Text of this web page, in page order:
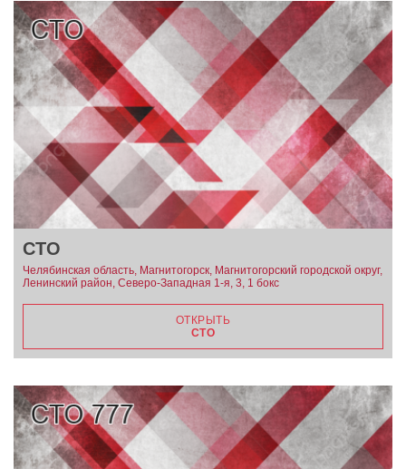
СТО
Челябинская область, Магнитогорск, Магнитогорский городской округ,
Ленинский район, Северо-Западная 1-я, 3, 1 бокс
ОТКРЫТЬ
СТО